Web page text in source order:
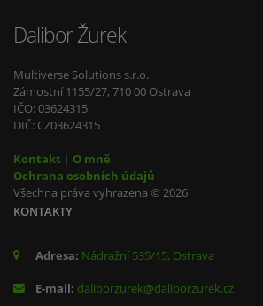
Dalibor Žurek
Multiverse Solutions s.r.o.
Zámostní 1155/27, 710 00 Ostrava
IČO: 03624315
DIČ: CZ03624315
Kontakt | O mně
Ochrana osobních údajů
Všechna práva vyhrazena © 2026
KONTAKTY
Adresa: Nádražní 535/15, Ostrava
E-mail: daliborzurek@daliborzurek.cz